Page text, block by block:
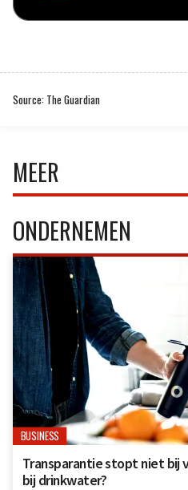
Source: The Guardian
MEER
ONDERNEMEN
BUSINESS
Transparantie stopt niet bij
bij drinkwater?